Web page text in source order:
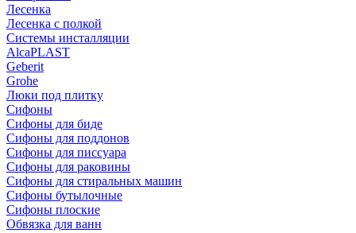
Лесенка
Лесенка с полкой
Системы инсталляции
AlcaPLAST
Geberit
Grohe
Люки под плитку
Сифоны
Сифoны для биде
Сифoны для поддонов
Сифoны для писсуара
Сифоны для раковины
Сифоны для стиральных машин
Сифоны бутылочные
Сифоны плоские
Обвязка для ванн